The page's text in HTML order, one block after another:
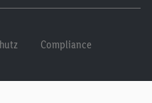
Compliance